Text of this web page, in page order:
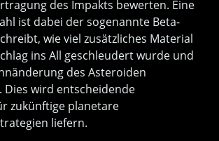
des Impakts bewerten. Eine
ist dabei der sogenannte Beta-
wie viel zusätzliches Material
ins All geschleudert wurde und
des Asteroiden
Dies wird entscheidende
zukünftige planetare
liefern.